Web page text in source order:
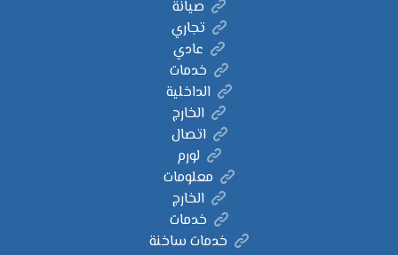
صيانة
تجاري
عادي
خدمات
الداخلية
الخارج
اتصال
لورم
معلومات
الخارج
خدمات
خدمات ساخنة